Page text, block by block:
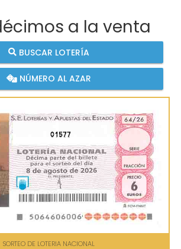
a la venta
BUSCAR LOTERÍA
NÚMERO AL AZAR
01577
SORTEO DE LOTERIA NACIONAL